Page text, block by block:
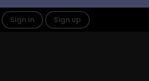
Sign in Sign up